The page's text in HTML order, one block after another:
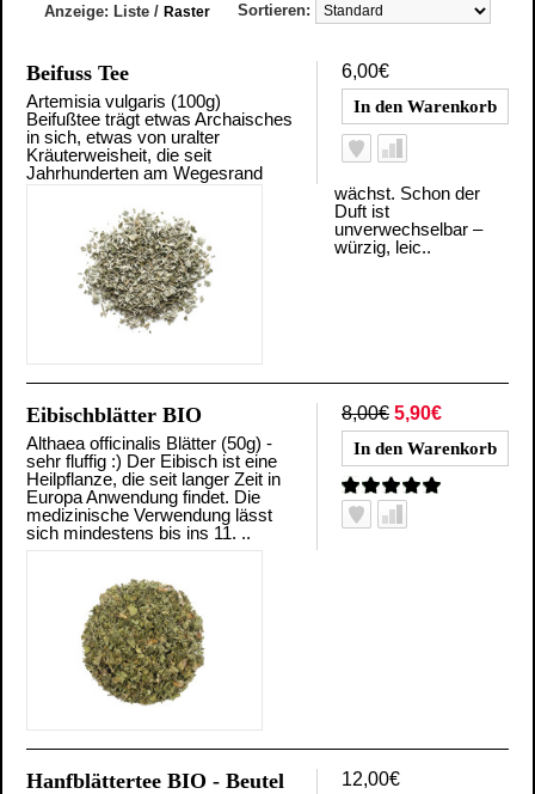
Anzeige: Liste / Raster Sortieren:
6,00€
Beifuss Tee
Artemisia vulgaris (100g)
Beifußtee trägt etwas Archaisches
in sich, etwas von uralter
Kräuterweisheit, die seit
Jahrhunderten am Wegesrand
wächst. Schon der
Duft ist
unverwechselbar –
würzig, leic..
8,00€ 5,90€
Eibischblätter BIO
Althaea officinalis Blätter (50g) -
sehr fluffig :) Der Eibisch ist eine
Heilpflanze, die seit langer Zeit in
Europa Anwendung findet. Die
medizinische Verwendung lässt
sich mindestens bis ins 11. ..
12,00€
Hanfblättertee BIO - Beutel